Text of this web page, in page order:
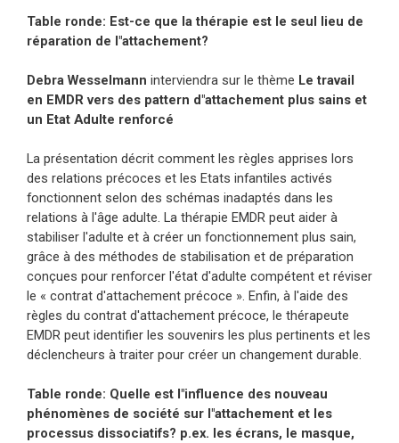
Table ronde: Est-ce que la thérapie est le seul lieu de
réparation de l"attachement?
Debra Wesselmann interviendra sur le thème Le travail
en EMDR vers des pattern d"attachement plus sains et
un Etat Adulte renforcé
La présentation décrit comment les règles apprises lors
des relations précoces et les Etats infantiles activés
fonctionnent selon des schémas inadaptés dans les
relations à l'âge adulte. La thérapie EMDR peut aider à
stabiliser l'adulte et à créer un fonctionnement plus sain,
grâce à des méthodes de stabilisation et de préparation
conçues pour renforcer l'état d'adulte compétent et réviser
le « contrat d'attachement précoce ». Enfin, à l'aide des
règles du contrat d'attachement précoce, le thérapeute
EMDR peut identifier les souvenirs les plus pertinents et les
déclencheurs à traiter pour créer un changement durable.
Table ronde: Quelle est l"influence des nouveau
phénomènes de société sur l"attachement et les
processus dissociatifs? p.ex. les écrans, le masque,